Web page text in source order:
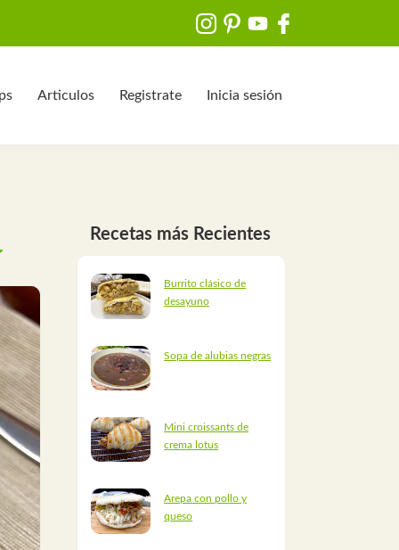
Articulos Registrate Inicia sesión
Recetas más Recientes
Burrito clásico de
desayuno
Sopa de alubias negras
Mini croissants de
crema lotus
Arepa con pollo y
queso